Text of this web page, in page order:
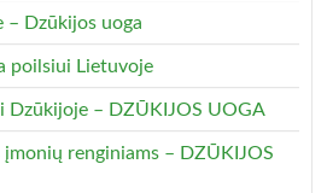
– Dzūkijos uoga
poilsiui Lietuvoje
Dzūkijoje – DZŪKIJOS UOGA
renginiams – DZŪKIJOS